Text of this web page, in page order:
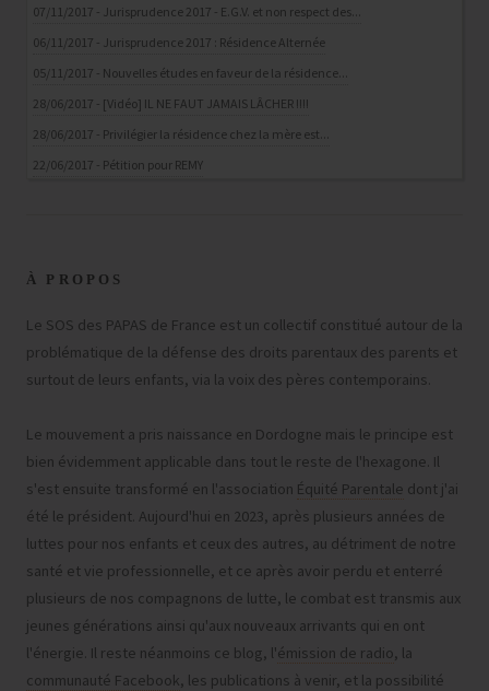
07/11/2017 - Jurisprudence 2017 - E.G.V. et non respect des...
06/11/2017 - Jurisprudence 2017 : Résidence Alternée
05/11/2017 - Nouvelles études en faveur de la résidence...
28/06/2017 - [Vidéo] IL NE FAUT JAMAIS LÂCHER !!!!
28/06/2017 - Privilégier la résidence chez la mère est...
22/06/2017 - Pétition pour REMY
À PROPOS
Le SOS des PAPAS de France est un collectif constitué autour de la
problématique de la défense des droits parentaux des parents et
surtout de leurs enfants, via la voix des pères contemporains.
Le mouvement a pris naissance en Dordogne mais le principe est
bien évidemment applicable dans tout le reste de l'hexagone. Il
s'est ensuite transformé en l'association Équité Parentale dont j'ai
été le président. Aujourd'hui en 2023, après plusieurs années de
luttes pour nos enfants et ceux des autres, au détriment de notre
santé et vie professionnelle, et ce après avoir perdu et enterré
plusieurs de nos compagnons de lutte, le combat est transmis aux
jeunes générations ainsi qu'aux nouveaux arrivants qui en ont
l'énergie. Il reste néanmoins ce blog, l'émission de radio, la
communauté Facebook, les publications à venir, et la possibilité